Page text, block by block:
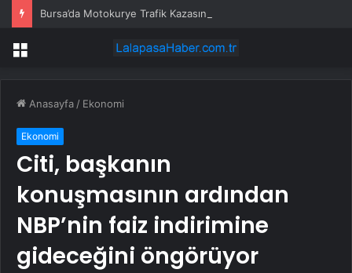
Bursa’da Motokurye Trafik Kazasında Hayatını Kaybetti
Menü
Anasayfa / Ekonomi
Ekonomi
Citi, başkanın
konuşmasının ardından
NBP’nin faiz indirimine
gideceğini öngörüyor